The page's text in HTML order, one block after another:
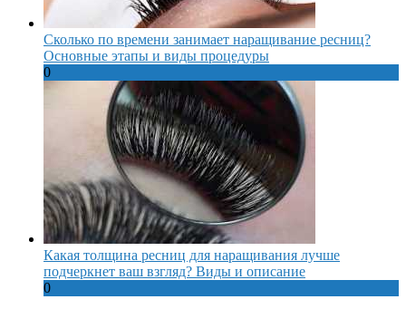
Сколько по времени занимает наращивание ресниц?
Основные этапы и виды процедуры
0
Какая толщина ресниц для наращивания лучше
подчеркнет ваш взгляд? Виды и описание
0